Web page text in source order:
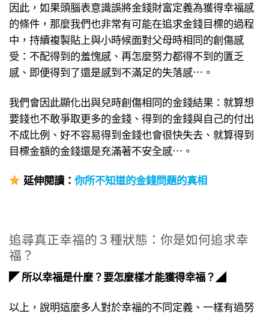
因此，如果頭腦表意識誤將金錢財富定義為獲得幸福感
的條件，那麼我們也非常有可能在追求金錢目標的過程
中，持續複製貼上與小時候面對父母時相同的創傷感
受：不配得到的羞愧感、再怎麼努力都得不到的匱乏
感、即便得到了還是感到不滿足的失落感⋯。
我們會因此顯化出與兒時創傷相同的金錢結果：就算想
要錢也不敢爭取更多的金錢、得到的金錢與自己的付出
不成比例、好不容易得到金錢也會很快失去、就算得到
目標金額的金錢還是充滿著不安全感⋯。
延伸閱讀： 你所不知道的金錢問題的真相
追尋真正幸福的３種狀態：你是如何追求幸
福？
◤ 所以幸福是什麼？要怎麼樣才能獲得幸福？◢
以上，說明這麼多人對於幸福的不同定義、一樣有過努